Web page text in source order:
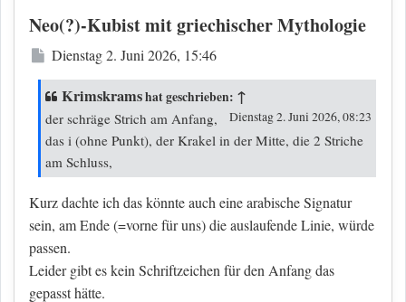
Neo(?)-Kubist mit griechischer Mythologie
Beitrag
Dienstag 2. Juni 2026, 15:46
Krimskramshat geschrieben: ↑
Dienstag 2. Juni 2026, 08:23
der schräge Strich am Anfang,
das i (ohne Punkt), der Krakel in der Mitte, die 2 Striche
am Schluss,
Kurz dachte ich das könnte auch eine arabische Signatur
sein, am Ende (=vorne für uns) die auslaufende Linie, würde
passen.
Leider gibt es kein Schriftzeichen für den Anfang das
gepasst hätte.